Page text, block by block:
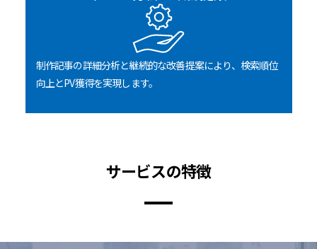
制作記事の詳細分析と継続的な改善提案により、検索順位
向上とPV獲得を実現します。
サービスの特徴